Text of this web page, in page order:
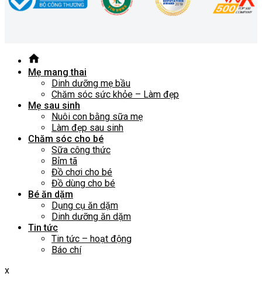
Mẹ mang thai
Dinh dưỡng mẹ bầu
Chăm sóc sức khỏe – Làm đẹp
Mẹ sau sinh
Nuôi con bằng sữa mẹ
Làm đẹp sau sinh
Chăm sóc cho bé
Sữa công thức
Bỉm tã
Đồ chơi cho bé
Đồ dùng cho bé
Bé ăn dặm
Dụng cụ ăn dặm
Dinh dưỡng ăn dặm
Tin tức
Tin tức – hoạt động
Báo chí
x